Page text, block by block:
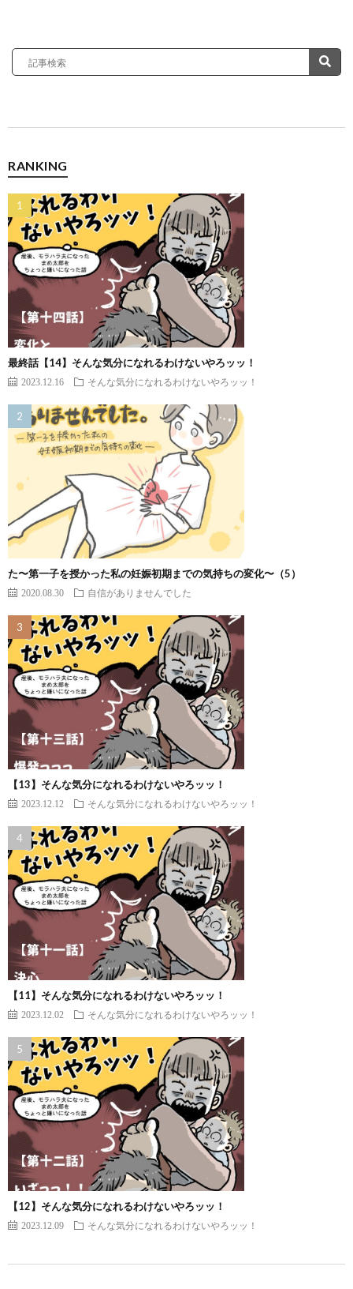
RANKING
最終話【14】そんな気分になれるわけないやろッッ！
2023.12.16 そんな気分になれるわけないやろッッ！
た〜第一子を授かった私の妊娠初期までの気持ちの変化〜（5）
2020.08.30 自信がありませんでした
【13】そんな気分になれるわけないやろッッ！
2023.12.12 そんな気分になれるわけないやろッッ！
【11】そんな気分になれるわけないやろッッ！
2023.12.02 そんな気分になれるわけないやろッッ！
【12】そんな気分になれるわけないやろッッ！
2023.12.09 そんな気分になれるわけないやろッッ！